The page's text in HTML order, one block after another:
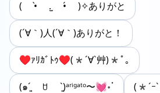
( •̀ .̫ •́ )✧ありがと
(´∀｀)人(´∀｀)ありがと！
♥️ｧﾘｶﾞﾄｩ♥️(*´∀`艸)*ﾟ｡
(๑ˊ͈ ꇴ ˋ͈)ᵃʳⁱᵍᵃᵗᵒ〜💓॰ॱ (*´ｰ